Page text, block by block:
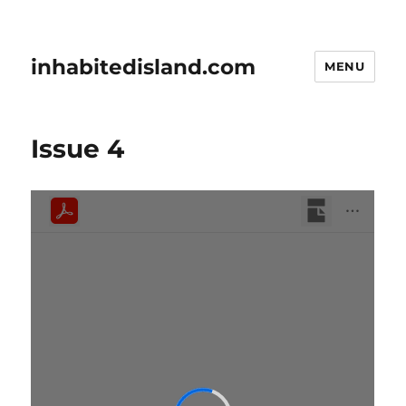
inhabitedisland.com MENU
Issue 4